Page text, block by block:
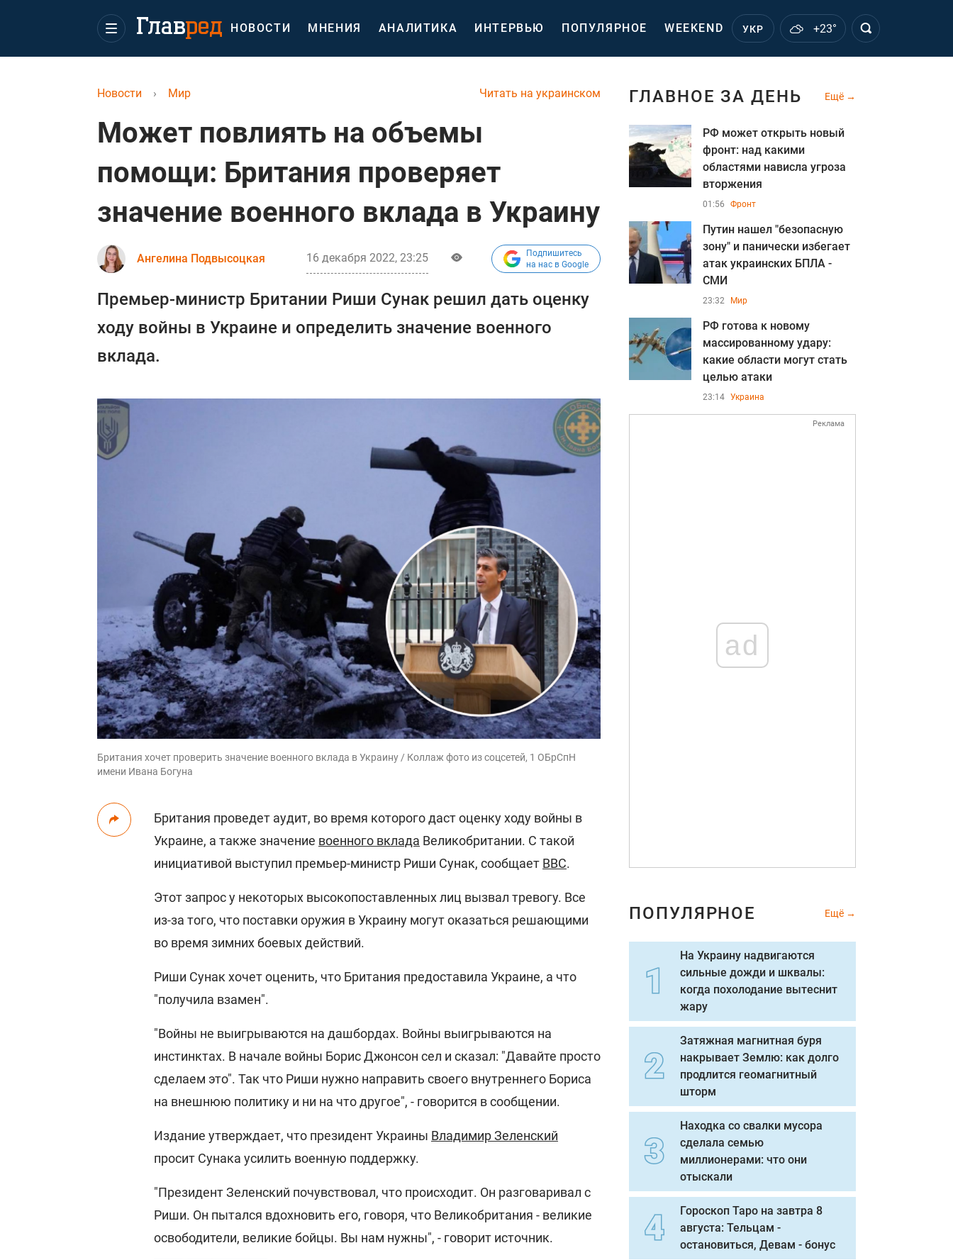
НОВОСТИ МНЕНИЯ АНАЛИТИКА ИНТЕРВЬЮ ПОПУЛЯРНОЕ WEEKEND УКР +23°
Читать на украинском
Новости › Мир
Может повлиять на объемы
помощи: Британия проверяет
значение военного вклада в Украину
Ангелина Подвысоцкая 16 декабря 2022, 23:25
Подпишитесь
на нас в Google
Премьер-министр Британии Риши Сунак решил дать оценку
ходу войны в Украине и определить значение военного
вклада.
Британия хочет проверить значение военного вклада в Украину / Коллаж фото из соцсетей, 1 ОБрСпН
имени Ивана Богуна
Британия проведет аудит, во время которого даст оценку ходу войны в
Украине, а также значение военного вклада Великобритании. С такой
инициативой выступил премьер-министр Риши Сунак, сообщает BBC.
Этот запрос у некоторых высокопоставленных лиц вызвал тревогу. Все
из-за того, что поставки оружия в Украину могут оказаться решающими
во время зимних боевых действий.
Риши Сунак хочет оценить, что Британия предоставила Украине, а что
"получила взамен".
"Войны не выигрываются на дашбордах. Войны выигрываются на
инстинктах. В начале войны Борис Джонсон сел и сказал: "Давайте просто
сделаем это". Так что Риши нужно направить своего внутреннего Бориса
на внешнюю политику и ни на что другое", - говорится в сообщении.
Издание утверждает, что президент Украины Владимир Зеленский
просит Сунака усилить военную поддержку.
"Президент Зеленский почувствовал, что происходит. Он разговаривал с
Риши. Он пытался вдохновить его, говоря, что Великобритания - великие
освободители, великие бойцы. Вы нам нужны", - говорит источник.
ГЛАВНОЕ ЗА ДЕНЬ Ещё
РФ может открыть новый
фронт: над какими
областями нависла угроза
вторжения
01:56 Фронт
Путин нашел "безопасную
зону" и панически избегает
атак украинских БПЛА -
СМИ
23:32 Мир
РФ готова к новому
массированному удару:
какие области могут стать
целью атаки
23:14 Украина
Реклама
ad
ПОПУЛЯРНОЕ Ещё
На Украину надвигаются
сильные дожди и шквалы:
когда похолодание вытеснит
жару
Затяжная магнитная буря
накрывает Землю: как долго
продлится геомагнитный
шторм
Находка со свалки мусора
сделала семью
миллионерами: что они
отыскали
Гороскоп Таро на завтра 8
августа: Тельцам -
остановиться, Девам - бонус